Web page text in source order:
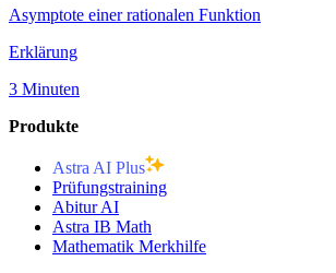
Asymptote einer rationalen Funktion
Erklärung
3 Minuten
Produkte
Astra AI Plus
Prüfungstraining
Abitur AI
Astra IB Math
Mathematik Merkhilfe